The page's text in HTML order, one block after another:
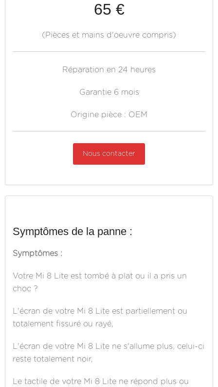
65 €
(Pièces et mains d'oeuvre compris)
Réparation en 24 heures
Garantie 6 mois
Origine pièce : OEM
Nous contacter
Symptômes de la panne :
Symptômes :
Votre Mi 8 Lite est tombé à plat ou il a pris un
choc ?
L'écran de votre Mi 8 Lite est partiellement ou
totalement fissuré ou rayé,
L'écran de votre Mi 8 Lite ne s'allume plus, celui-ci
reste totalement noir,
Le tactile de votre Mi 8 Lite ne répond plus ou